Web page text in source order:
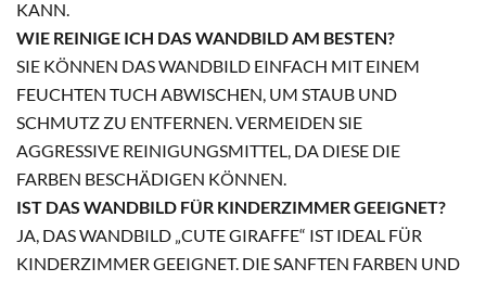
KANN.
WIE REINIGE ICH DAS WANDBILD AM BESTEN?
SIE KÖNNEN DAS WANDBILD EINFACH MIT EINEM
FEUCHTEN TUCH ABWISCHEN, UM STAUB UND
SCHMUTZ ZU ENTFERNEN. VERMEIDEN SIE
AGGRESSIVE REINIGUNGSMITTEL, DA DIESE DIE
FARBEN BESCHÄDIGEN KÖNNEN.
IST DAS WANDBILD FÜR KINDERZIMMER GEEIGNET?
JA, DAS WANDBILD „CUTE GIRAFFE“ IST IDEAL FÜR
KINDERZIMMER GEEIGNET. DIE SANFTEN FARBEN UND